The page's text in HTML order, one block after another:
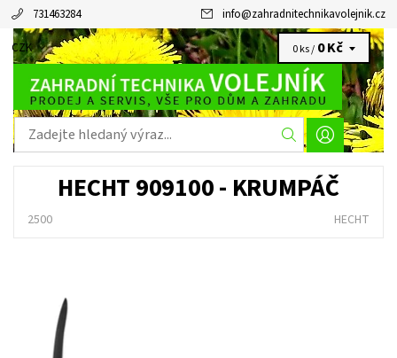
731463284 info@zahradnitechnikavolejnik.cz
CZK 0 ks / 0 Kč
HECHT 909100 - KRUMPÁČ
2500 HECHT